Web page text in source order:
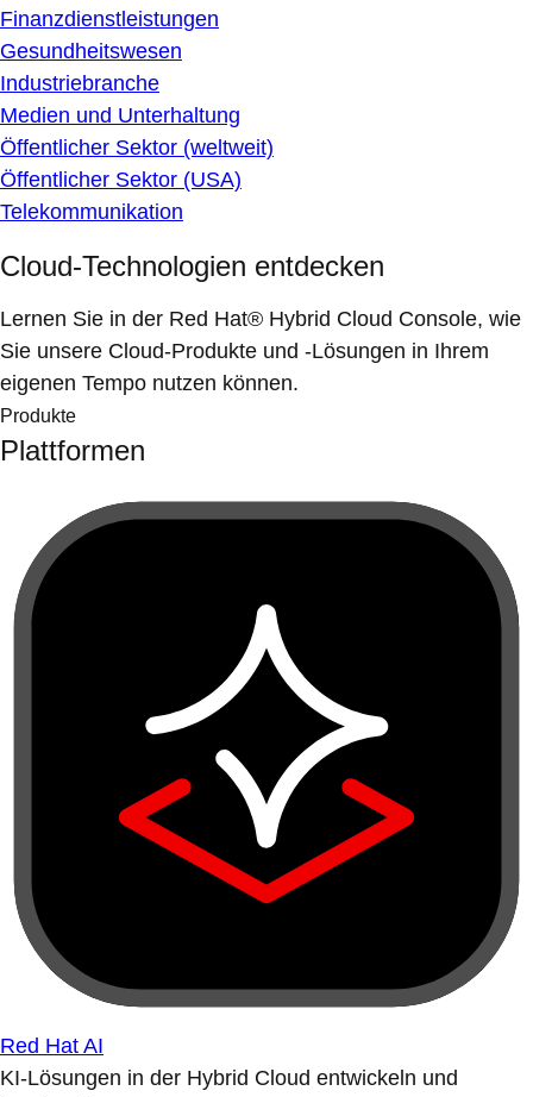
Finanzdienstleistungen
Gesundheitswesen
Industriebranche
Medien und Unterhaltung
Öffentlicher Sektor (weltweit)
Öffentlicher Sektor (USA)
Telekommunikation
Cloud-Technologien entdecken
Lernen Sie in der Red Hat® Hybrid Cloud Console, wie
Sie unsere Cloud-Produkte und -Lösungen in Ihrem
eigenen Tempo nutzen können.
Produkte
Plattformen
Red Hat AI
KI-Lösungen in der Hybrid Cloud entwickeln und